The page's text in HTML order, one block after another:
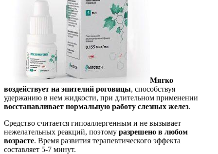
Мягко
воздействует на эпителий роговицы, способствуя
удержанию в нем жидкости, при длительном применении
восстанавливает нормальную работу слезных желез.
Средство считается гипоаллергенным и не вызывает
нежелательных реакций, поэтому разрешено в любом
возрасте. Время развития терапевтического эффекта
составляет 5-7 минут.